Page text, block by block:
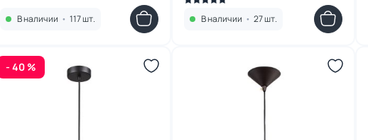
В наличии • 117 шт. В наличии • 27 шт.
- 40 %